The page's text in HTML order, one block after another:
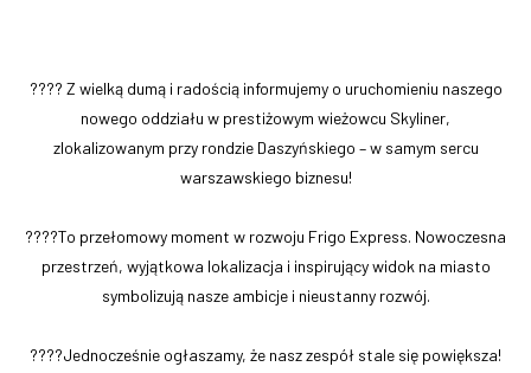
???? Z wielką dumą i radością informujemy o uruchomieniu naszego
nowego oddziału w prestiżowym wieżowcu Skyliner,
zlokalizowanym przy rondzie Daszyńskiego – w samym sercu
warszawskiego biznesu!
????To przełomowy moment w rozwoju Frigo Express. Nowoczesna
przestrzeń, wyjątkowa lokalizacja i inspirujący widok na miasto
symbolizują nasze ambicje i nieustanny rozwój.
????Jednocześnie ogłaszamy, że nasz zespół stale się powiększa!